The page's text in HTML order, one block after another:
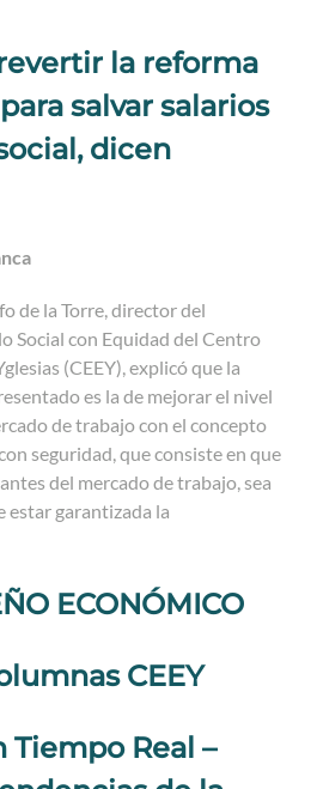
la reforma
salvar salarios
dicen
de la Torre, director del
Social con Equidad del Centro
(CEEY), explicó que la
es la de mejorar el nivel
de trabajo con el concepto
seguridad, que consiste en que
del mercado de trabajo, sea
estar garantizada la
ECONÓMICO
CEEY
Tiempo Real –